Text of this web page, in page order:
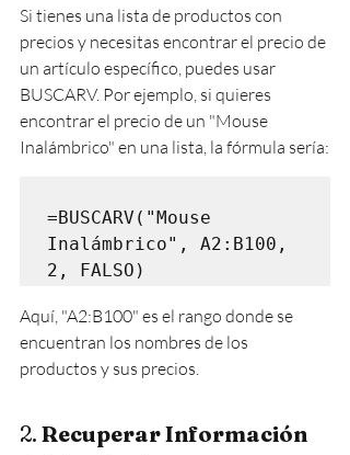
Si tienes una lista de productos con
precios y necesitas encontrar el precio de
un artículo específico, puedes usar
BUSCARV. Por ejemplo, si quieres
encontrar el precio de un "Mouse
Inalámbrico" en una lista, la fórmula sería:
=BUSCARV("Mouse
Inalámbrico", A2:B100,
Aquí, "A2:B100" es el rango donde se
encuentran los nombres de los
productos y sus precios.
2. Recuperar Información